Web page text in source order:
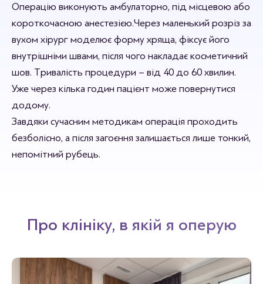
Операцію виконують амбулаторно, під місцевою або
короткочасною анестезією. Через маленький розріз за
вухом хірург моделює форму хряща, фіксує його
внутрішніми швами, після чого накладає косметичний
шов. Тривалість процедури – від 40 до 60 хвилин.
Уже через кілька годин пацієнт може повернутися
додому.
Завдяки сучасним методикам операція проходить
безболісно, а після загоєння залишається лише тонкий,
непомітний рубець.
Про клініку, в якій я оперую